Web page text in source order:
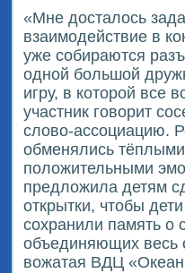
«Мне досталось
взаимодействие в
уже собираются
одной большой
игру, в которой все
участник говорит
слово-ассоциацию.
обменялись
положительными
предложила детям
открытки, чтобы
сохранили память о
объединяющих весь
вожатая ВДЦ